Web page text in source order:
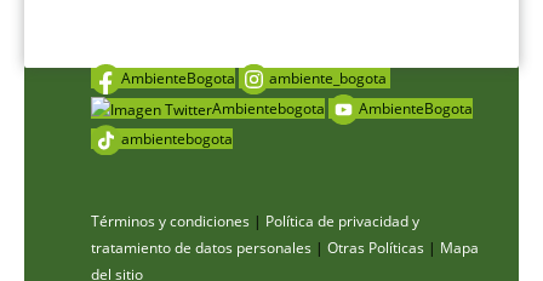
AmbienteBogota
ambiente_bogota
Ambientebogota
AmbienteBogota
ambientebogota
Términos y condiciones | Política de privacidad y
tratamiento de datos personales | Otras Políticas | Mapa
del sitio